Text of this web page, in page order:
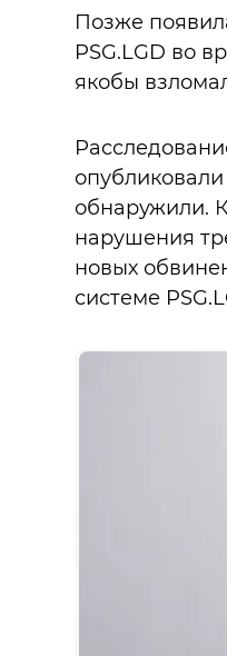
Позже
PSG.LGD во
якобы
обнаружили.
нарушения
новых
системе